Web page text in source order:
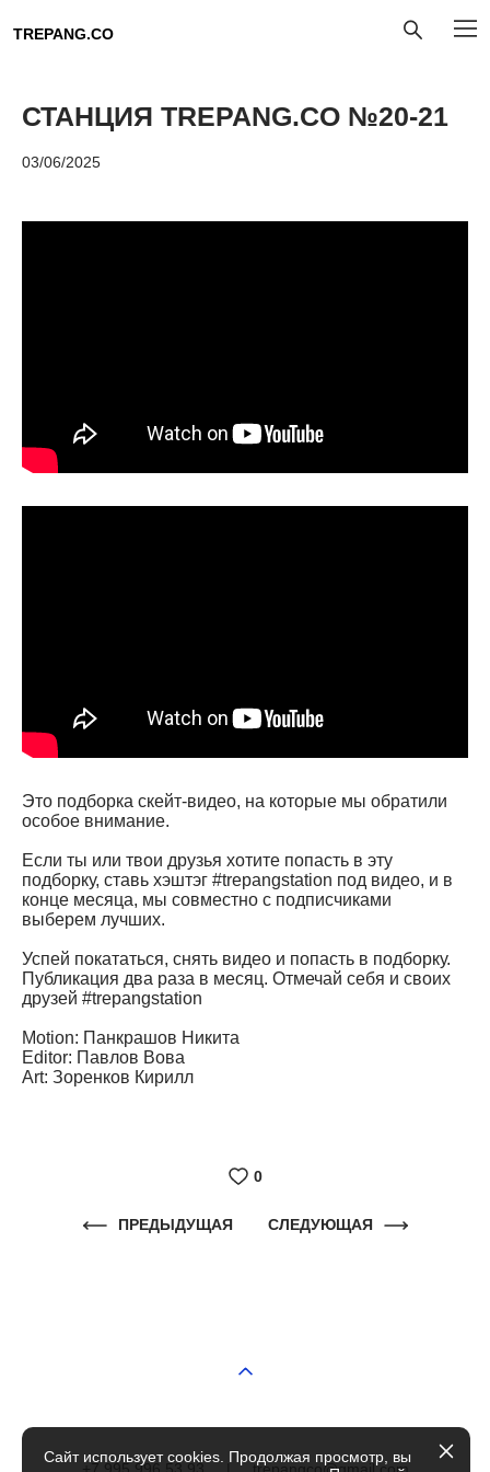
TREPANG.CO
03/06/2025
СТАНЦИЯ TREPANG.CO №20-21
Это подборка скейт-видео, на которые мы обратили
особое внимание.
Если ты или твои друзья хотите попасть в эту
подборку, ставь хэштэг #trepangstation под видео, и в
конце месяца, мы совместно с подписчиками
выберем лучших.
Успей покататься, снять видео и попасть в подборку.
Публикация два раза в месяц. Отмечай себя и своих
друзей #trepangstation
Motion: Панкрашов Никита
Editor: Павлов Вова
Art: Зоренков Кирилл
0
ПРЕДЫДУЩАЯ СЛЕДУЮЩАЯ
Сайт использует cookies. Продолжая просмотр, вы